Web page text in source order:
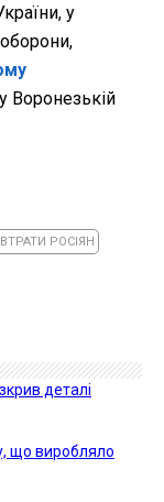
у
Воронезькій
ВТРАТИ РОСІЯН
деталі
що виробляло